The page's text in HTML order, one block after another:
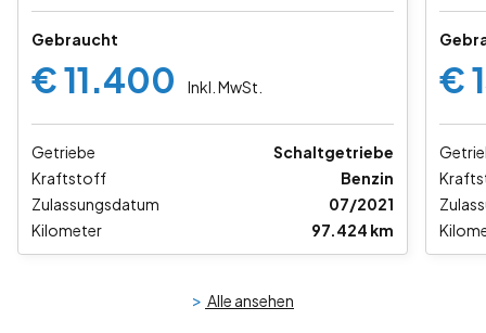
Gebraucht
€ 11.400 Inkl. MwSt.
Getriebe
Schaltgetriebe
Kraftstoff
Benzin
Zulassungsdatum
07/2021
Kilometer
97.424 km
€
> Alle ansehen